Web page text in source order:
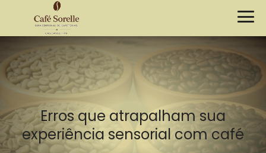
Erros que atrapalham sua
experiência sensorial com café